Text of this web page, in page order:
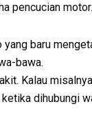
pencucian motor.
yang baru
bawa.
Kalau
ketika dihubungi